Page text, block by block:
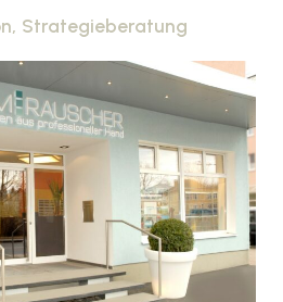
Strategieberatung